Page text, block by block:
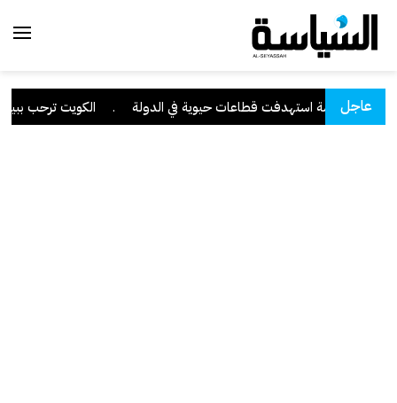
عاجل
متقدمة استهدفت قطاعات حيوية في الدولة الكويت ترحب